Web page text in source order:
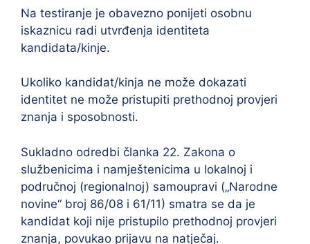
Na testiranje je obavezno ponijeti osobnu
iskaznicu radi utvrđenja identiteta
kandidata/kinje.
Ukoliko kandidat/kinja ne može dokazati
identitet ne može pristupiti prethodnoj provjeri
znanja i sposobnosti.
Sukladno odredbi članka 22. Zakona o
službenicima i namještenicima u lokalnoj i
područnoj (regionalnoj) samoupravi („Narodne
novine“ broj 86/08 i 61/11) smatra se da je
kandidat koji nije pristupilo prethodnoj provjeri
znanja, povukao prijavu na natječaj.